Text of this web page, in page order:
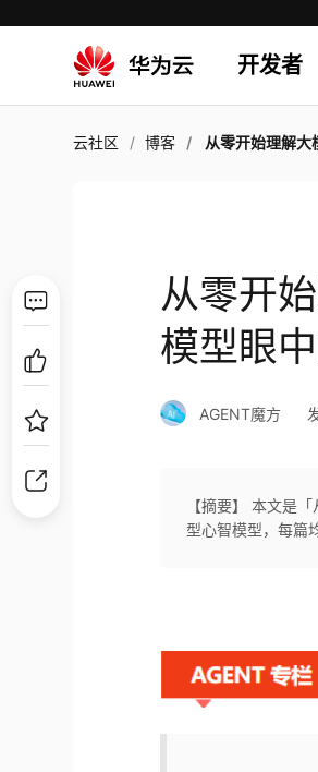
开发者
云社区 博客 从零开始理解大模型（
从零开
模型眼
AGENT魔方
【摘要】 本文是
型心智模型，每篇